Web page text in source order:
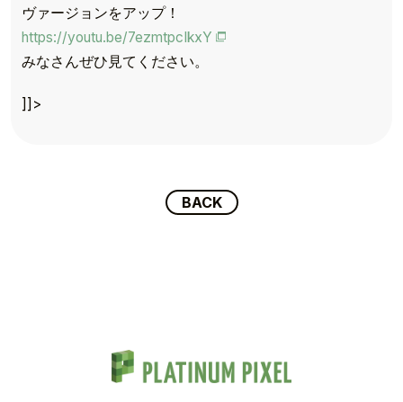
TOP
TOPICS
SCHEDULE
COMPANY
ヴァージョンをアップ！
https://youtu.be/7ezmtpcIkxY
みなさんぜひ見てください。
]]>
BACK